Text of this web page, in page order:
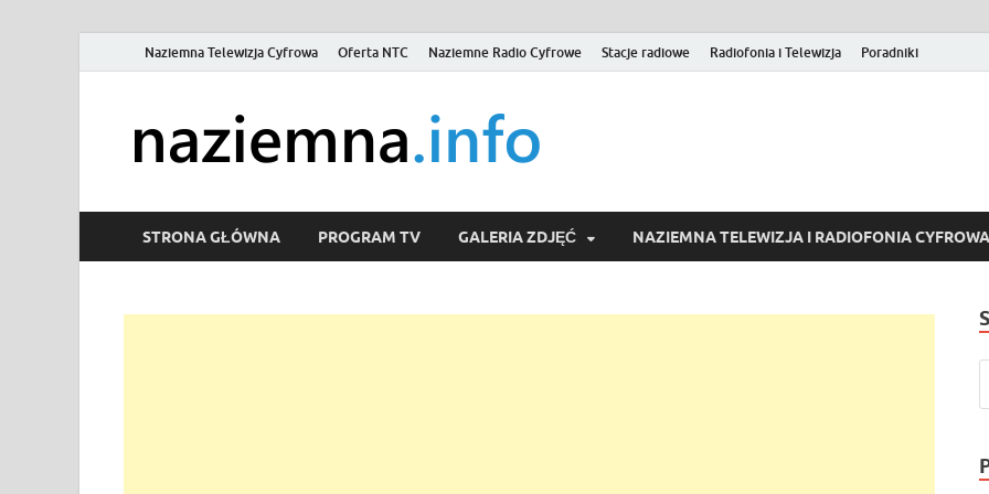
Naziemna Telewizja Cyfrowa Oferta NTC Naziemne Radio Cyfrowe Stacje radiowe Radiofonia i Telewizja Poradniki
Wideo online, VOD
STRONA GŁÓWNA PROGRAM TV GALERIA ZDJĘĆ NAZIEMNA TELEWIZJA I RADIOFONIA CYFROWA